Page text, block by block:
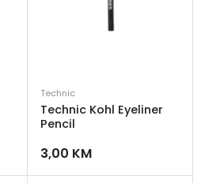
Technic
Technic Kohl Eyeliner
Pencil
3,00 KM